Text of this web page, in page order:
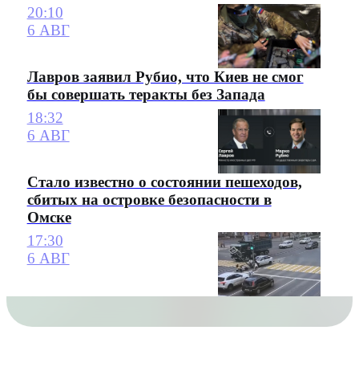
20:10
6 АВГ
Лавров заявил Рубио, что Киев не смог
бы совершать теракты без Запада
18:32
6 АВГ
Стало известно о состоянии пешеходов,
сбитых на островке безопасности в
Омске
17:30
6 АВГ